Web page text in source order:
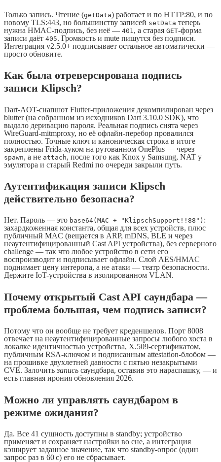
Только запись. Чтение (getData) работает и по HTTP:80, и по
новому TLS:443, но большинству записей setData теперь
нужна HMAC-подпись, без неё — 401 , а старая GET-форма
записи даёт 405. Громкость и mute пишутся без подписи.
Интеграция v2.5.0+ подписывает остальное автоматически —
просто обновите.
Как была отреверсирована подпись
записи Klipsch?
Dart-AOT-снапшот Flutter-приложения декомпилирован через
blutter (на собранном из исходников Dart 3.10.0 SDK), что
выдало деривацию пароля. Реальная подпись снята через
WireGuard-mitmproxy, но её офлайн-перебор провалился
полностью. Точные ключ и каноническая строка в итоге
закреплены Frida-хуком на рутованном OnePlus — через
spawn, а не attach, после того как Knox у Samsung, NAT у
эмулятора и старый Redmi по очереди закрыли путь.
Аутентификация записи Klipsch
действительно безопасна?
Нет. Пароль — это base64(MAC + "KlipschSupport!!88") :
захардкоженная константа, общая для всех устройств, плюс
публичный MAC (вещается в ARP, mDNS, BLE и через
неаутентифицированный Cast API устройства), без серверного
challenge — так что любое устройство в сети его
воспроизводит и подписывает офлайн. Слой AES/HMAC
поднимает цену интеропа, а не атаки — театр безопасности.
Держите IoT-устройства в изолированном VLAN.
Почему открытый Cast API саундбара —
проблема большая, чем подпись записи?
Потому что он вообще не требует креденшелов. Порт 8008
отвечает на неаутентифицированные запросы любого хоста в
локалке идентичностью устройства, X.509-сертификатом,
публичным RSA-ключом и подписанным attestation-блобом —
на прошивке двухлетней давности с пятью незакрытыми
CVE. Залочить запись саундбара, оставив это нараспашку, — и
есть главная ирония обновления 2026.
Можно ли управлять саундбаром в
режиме ожидания?
Да. Все 41 сущность доступны в standby; устройство
применяет и сохраняет настройки во сне, а интеграция
кэширует заданное значение, так что standby-опрос (один
запрос раз в 60 с) его не сбрасывает.